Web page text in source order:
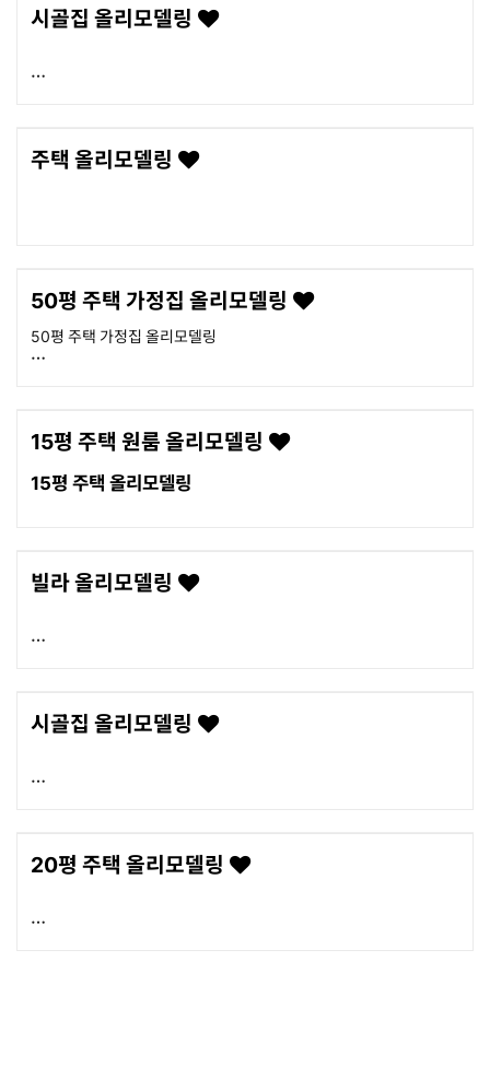
시골집 올리모델링
주택 올리모델링
50평 주택 가정집 올리모델링
50평 주택 가정집 올리모델링
15평 주택 원룸 올리모델링
15평 주택 올리모델링
빌라 올리모델링
시골집 올리모델링
20평 주택 올리모델링